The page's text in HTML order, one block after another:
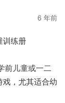
6 年前
训练册
前儿童或一二
，尤其适合幼